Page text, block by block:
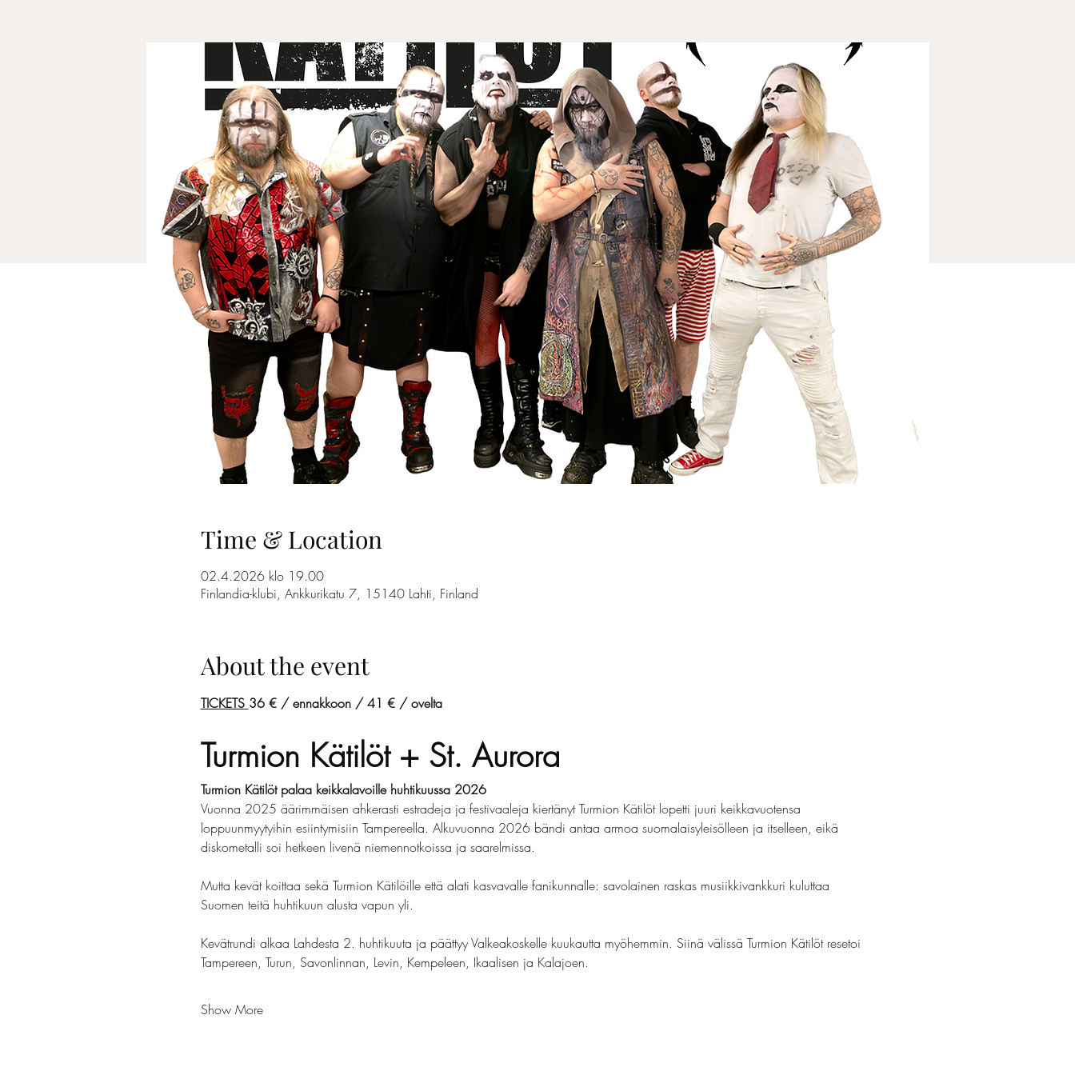
Time & Location
02.4.2026 klo 19.00
Finlandia-klubi, Ankkurikatu 7, 15140 Lahti, Finland
About the event
TICKETS 36 € / ennakkoon / 41 € / ovelta
Turmion Kätilöt + St. Aurora
Turmion Kätilöt palaa keikkalavoille huhtikuussa 2026
Vuonna 2025 äärimmäisen ahkerasti estradeja ja festivaaleja kiertänyt Turmion Kätilöt lopetti juuri keikkavuotensa
loppuunmyytyihin esiintymisiin Tampereella. Alkuvuonna 2026 bändi antaa armoa suomalaisyleisölleen ja itselleen, eikä
diskometalli soi hetkeen livenä niemennotkoissa ja saarelmissa.
Mutta kevät koittaa sekä Turmion Kätilöille että alati kasvavalle fanikunnalle: savolainen raskas musiikkivankkuri kuluttaa
Suomen teitä huhtikuun alusta vapun yli.
Kevätrundi alkaa Lahdesta 2. huhtikuuta ja päättyy Valkeakoskelle kuukautta myöhemmin. Siinä välissä Turmion Kätilöt resetoi
Tampereen, Turun, Savonlinnan, Levin, Kempeleen, Ikaalisen ja Kalajoen.
Show More